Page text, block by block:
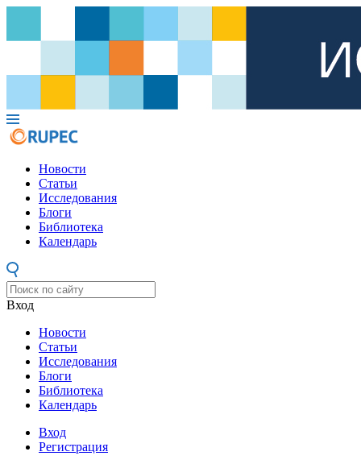
Новости
Статьи
Исследования
Блоги
Библиотека
Календарь
Вход
Новости
Статьи
Исследования
Блоги
Библиотека
Календарь
Вход
Регистрация